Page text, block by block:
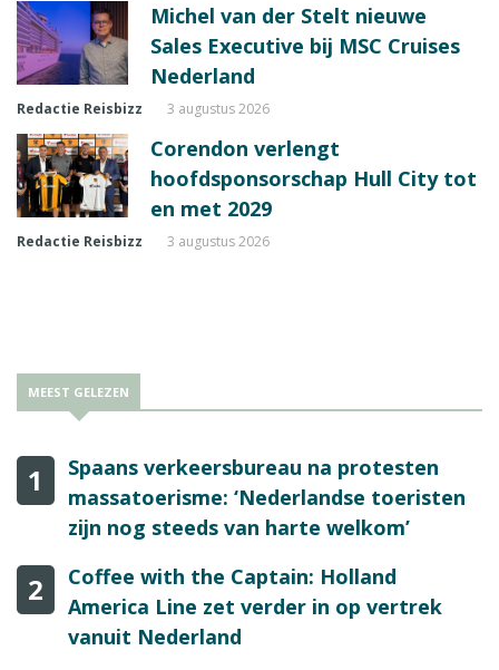
Michel van der Stelt nieuwe
Sales Executive bij MSC Cruises
Nederland
Redactie Reisbizz 3 augustus 2026
Corendon verlengt
hoofdsponsorschap Hull City tot
en met 2029
Redactie Reisbizz 3 augustus 2026
MEEST GELEZEN
1
Spaans verkeersbureau na protesten
massatoerisme: ‘Nederlandse toeristen
zijn nog steeds van harte welkom’
2
Coffee with the Captain: Holland
America Line zet verder in op vertrek
vanuit Nederland